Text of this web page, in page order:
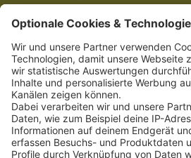
Schnellzugriff
ZAHLUNGSMETHODEN
SOCIAL